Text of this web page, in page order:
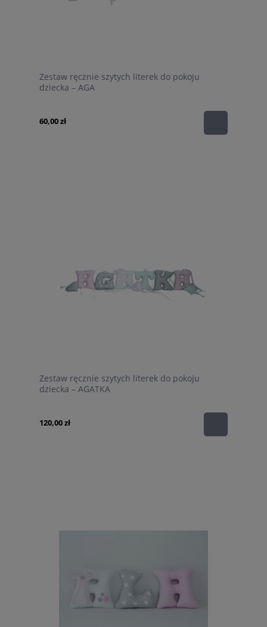
Zestaw ręcznie szytych literek do pokoju
dziecka – AGA
60,00 zł
Zestaw ręcznie szytych literek do pokoju
dziecka – AGATKA
120,00 zł